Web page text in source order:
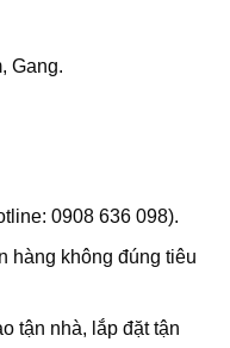
Gang.
0908 636 098).
hàng không đúng tiêu
tận nhà, lắp đặt tận